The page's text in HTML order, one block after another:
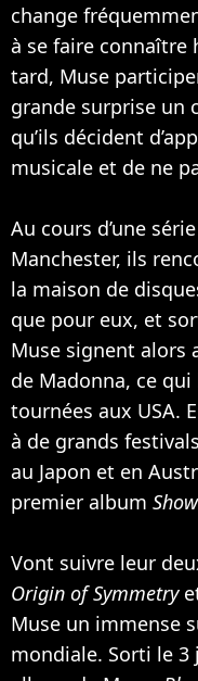
change
à se faire connaître
tard, Muse
grande surprise un
qu’ils décident
musicale et de ne
Au cours d’une
Manchester, ils
la maison de
que pour eux, et
Muse signent alors
de Madonna, ce
tournées aux USA.
à de grands
au Japon et en
premier album
Vont suivre leur
Origin of Symmetry
Muse un immense
mondiale. Sorti le